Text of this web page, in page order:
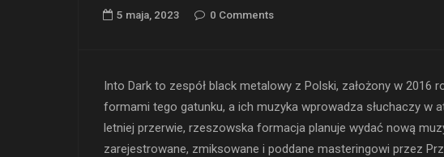
5 maja, 2023 0 Comments
Into Dark to zespół black metalowy z Polski, założony w 2016
formami tego gatunku, a ich muzyka wprowadza słuchaczy w
letniej przerwie, rzeszowska formacja planuje wydać nową
zarejestrowane, zmiksowane i poddane masteringowi przez